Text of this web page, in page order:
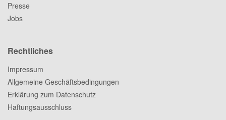
Presse
Jobs
Rechtliches
Impressum
Allgemeine Geschäftsbedingungen
Erklärung zum Datenschutz
Haftungsausschluss